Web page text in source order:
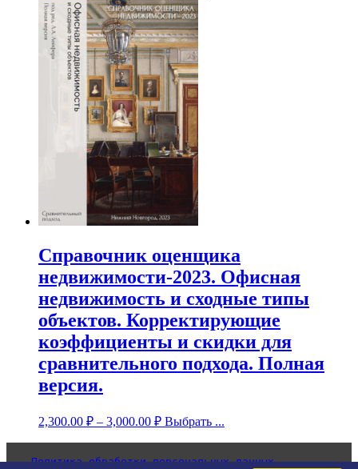
Справочник оценщика
недвижимости-2023. Офисная
недвижимость и сходные типы
объектов. Корректирующие
коэффициенты и скидки для
сравнительного подхода. Полная
версия.
2,300.00 ₽ – 3,000.00 ₽ Выбрать ...
Политика обработки персональных данных